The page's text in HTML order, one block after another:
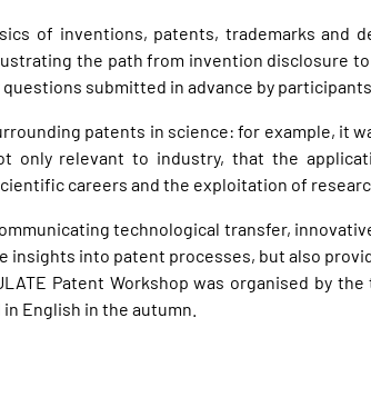
of inventions, patents, trademarks and
the path from invention disclosure
submitted in advance by
patents in science: for example, it
only relevant to industry, that the
careers and the exploitation of
technological transfer,
insights into patent processes, but also
Patent Workshop was organised by
English in the autumn.